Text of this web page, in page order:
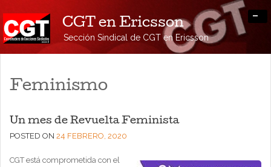
CGT en Ericsson
Sección Sindical de CGT en Ericsson
-
Feminismo
Un mes de Revuelta Feminista
POSTED ON 24 FEBRERO, 2020
CGT está comprometida con el